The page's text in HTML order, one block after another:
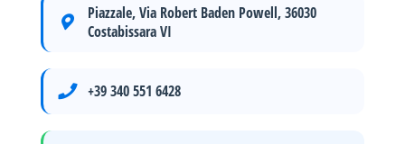
Piazzale, Via Robert Baden Powell, 36030
Costabissara VI
+39 340 551 6428